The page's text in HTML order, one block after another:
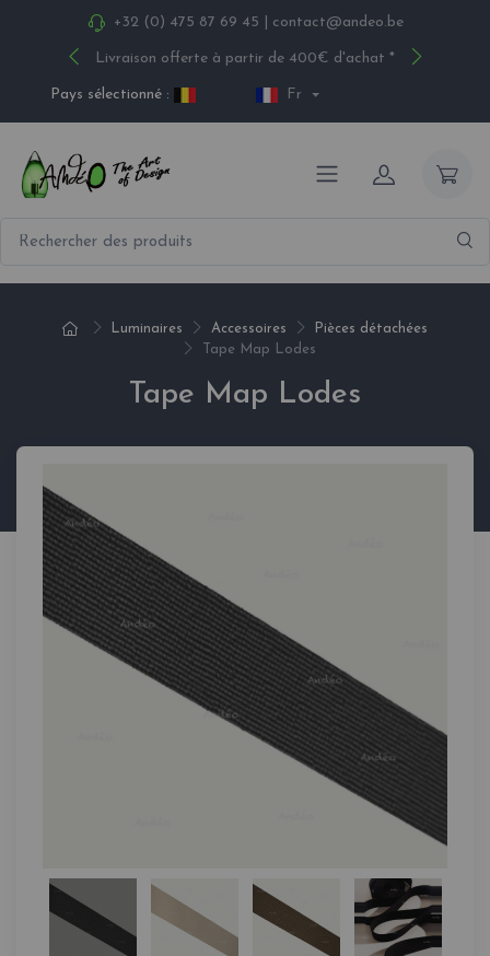
+32 (0) 475 87 69 45 contact@andeo.be
Livraison offerte à partir de 400€ d'achat *
Pays sélectionné : Fr
Luminaires Accessoires
Pièces détachées
Tape Map Lodes
Tape Map Lodes